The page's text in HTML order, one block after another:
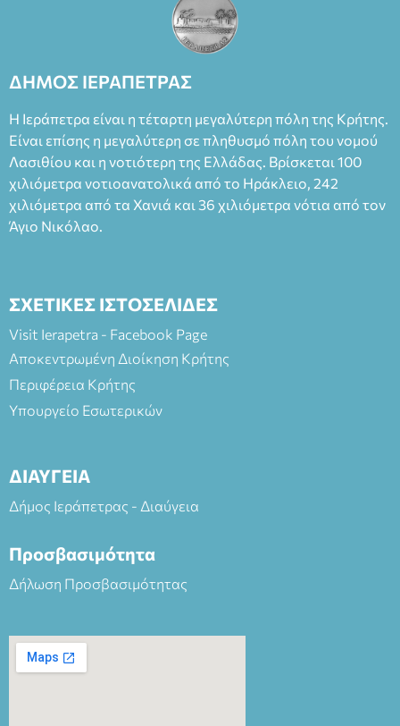
ΘΕΑΤΡΙΚΕΣ ΠΑΡΑΓΩΓΕΣ ΕΕ
ΔΗΜΟΣ ΙΕΡΑΠΕΤΡΑΣ
Η Ιεράπετρα είναι η τέταρτη μεγαλύτερη πόλη της Κρήτης.
Είναι επίσης η μεγαλύτερη σε πληθυσμό πόλη του νομού
Λασιθίου και η νοτιότερη της Ελλάδας. Βρίσκεται 100
χιλιόμετρα νοτιοανατολικά από το Ηράκλειο, 242
χιλιόμετρα από τα Χανιά και 36 χιλιόμετρα νότια από τον
Άγιο Νικόλαο.
ΣΧΕΤΙΚΕΣ ΙΣΤΟΣΕΛΙΔΕΣ
Visit Ierapetra - Facebook Page
Αποκεντρωμένη Διοίκηση Κρήτης
Περιφέρεια Κρήτης
Υπουργείο Εσωτερικών
ΔΙΑΥΓΕΙΑ
Δήμος Ιεράπετρας - Διαύγεια
Προσβασιμότητα
Δήλωση Προσβασιμότητας